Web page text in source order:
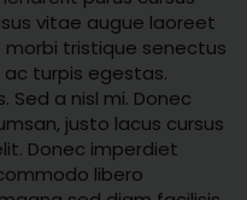
vitae augue laoreet
tristique senectus
turpis egestas.
a nisl mi. Donec
justo lacus cursus
Donec imperdiet
libero